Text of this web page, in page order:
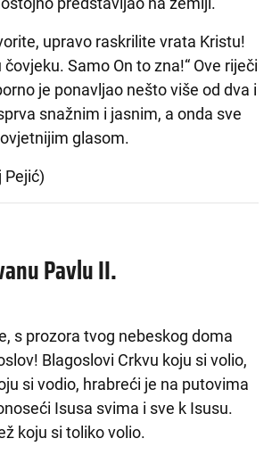
upravo raskrilite vrata Kristu!
Samo On to zna!“ Ove riječi
je ponavljao nešto više od dva i
snažnim i jasnim, a onda sve
glasom.
Pejić)
Pavlu II.
s prozora tvog nebeskog doma
Blagoslovi Crkvu koju si volio,
si vodio, hrabreći je na putovima
Isusa svima i sve k Isusu.
koju si toliko volio.